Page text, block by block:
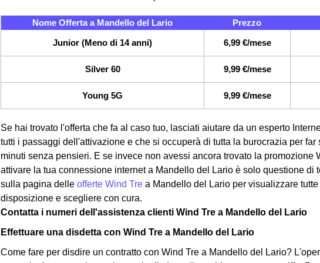
Nome Offerta a Mandello del Lario
Prezzo
Junior (Meno di 14 anni)
6,99 €/mese
Silver 60 9,99 €/mese
Young 5G 9,99 €/mese
Se hai trovato l'offerta che fa al caso tuo, lasciati aiutare da un esperto
tutti i passaggi dell'attivazione e che si occuperà di tutta la burocrazia per
minuti senza pensieri. E se invece non avessi ancora trovato la promozione
attivare la tua connessione internet a Mandello del Lario è solo questione di
sulla pagina delle offerte Wind Tre a Mandello del Lario per visualizzare
disposizione e scegliere con cura.
Contatta i numeri dell'assistenza clienti Wind Tre a Mandello del Lario
Effettuare una disdetta con Wind Tre a Mandello del Lario
Come fare per disdire un contratto con Wind Tre a Mandello del Lario?